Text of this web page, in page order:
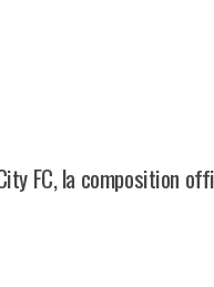
FC, la composition